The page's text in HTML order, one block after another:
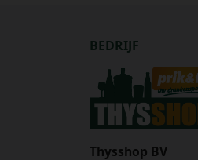
BEDRIJF
Thysshop BV